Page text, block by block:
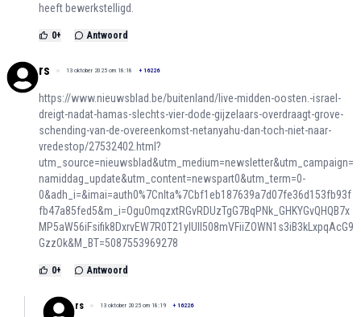
heeft bewerkstelligd.
0+ Antwoord
rs 13 oktober 2025 om 18:18 + 16226
https://www.nieuwsblad.be/buitenland/live-midden-oosten.-israel-
dreigt-nadat-hamas-slechts-vier-dode-gijzelaars-overdraagt-grove-
schending-van-de-overeenkomst-netanyahu-dan-toch-niet-naar-
vredestop/27532402.html?
utm_source=nieuwsblad&utm_medium=newsletter&utm_campaign=
namiddag_update&utm_content=newspart0&utm_term=0-
0&adh_i=&imai=auth0%7Cnlta%7Cbf1eb187639a7d07fe36d153fb93f
fb47a85fed5&m_i=OguOmqzxtRGvRDUzTgG7BqPNk_GHKYGvQHQB7x
MP5aW56iFsifik8DxrvEW7R0T21ylUll508mVFiiZOWN1s3iB3kLxpqAcG9
GzzOk&M_BT=5087553969278
0+ Antwoord
rs 13 oktober 2025 om 18:19 + 16226